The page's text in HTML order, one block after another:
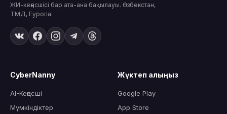
ЖИ-кеңесшісі бар ата-ана бақылауы. Өзбекстан,
ТМД, Еуропа.
CyberNanny
AI-Кеңесші
Мүмкіндіктер
Жүктеп алыңыз
Google Play
App Store